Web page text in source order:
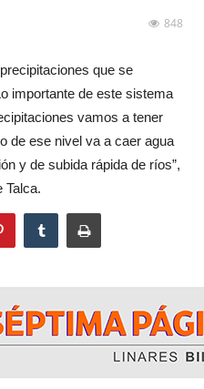
848
que se
importante de este sistema
vamos a tener
de ese nivel va a caer agua
y de subida rápida de ríos”,
Talca.